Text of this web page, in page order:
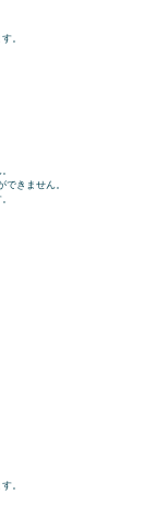
。
できません。
。